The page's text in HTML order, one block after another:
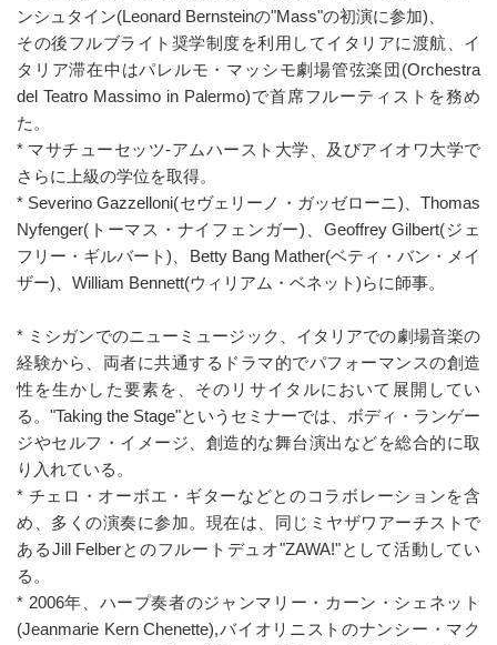
ンシュタイン(Leonard Bernsteinの"Mass"の初演に参加)、
その後フルブライト奨学制度を利用してイタリアに渡航、イ
タリア滞在中はパレルモ・マッシモ劇場管弦楽団(Orchestra
del Teatro Massimo in Palermo)で首席フルーティストを務め
た。
* マサチューセッツ-アムハースト大学、及びアイオワ大学で
さらに上級の学位を取得。
* Severino Gazzelloni(セヴェリーノ・ガッゼローニ)、Thomas
Nyfenger(トーマス・ナイフェンガー)、Geoffrey Gilbert(ジェ
フリー・ギルバート)、Betty Bang Mather(ベティ・バン・メイ
ザー)、William Bennett(ウィリアム・ベネット)らに師事。
* ミシガンでのニューミュージック、イタリアでの劇場音楽の
経験から、両者に共通するドラマ的でパフォーマンスの創造
性を生かした要素を、そのリサイタルにおいて展開してい
る。"Taking the Stage"というセミナーでは、ボディ・ランゲー
ジやセルフ・イメージ、創造的な舞台演出などを総合的に取
り入れている。
* チェロ・オーボエ・ギターなどとのコラボレーションを含
め、多くの演奏に参加。現在は、同じミヤザワアーチストで
あるJill Felberとのフルートデュオ"ZAWA!"として活動してい
る。
* 2006年、ハープ奏者のジャンマリー・カーン・シェネット
(Jeanmarie Kern Chenette),バイオリニストのナンシー・マク